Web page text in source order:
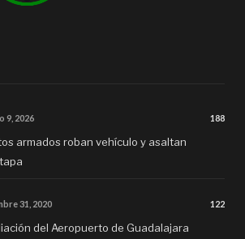
9, 2026 188
armados roban vehículo y asaltan
31, 2020 122
del Aeropuerto de Guadalajara